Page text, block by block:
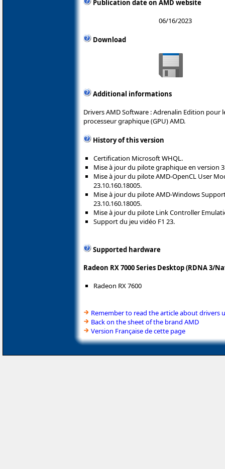
Publication date on AMD website
06/16/2023
Download
Additional informations
Drivers AMD Software : Adrenalin Edition pour
processeur graphique (GPU) AMD.
History of this version
Certification Microsoft WHQL.
Mise à jour du pilote graphique en version
Mise à jour du pilote AMD-OpenCL User
23.10.160.18005.
Mise à jour du pilote AMD-Windows
23.10.160.18005.
Mise à jour du pilote Link Controller
Support du jeu vidéo F1 23.
Supported hardware
Radeon RX 7000 Series Desktop (RDNA 3/
Radeon RX 7600
Remember to read the article about drivers
Back on the sheet of the brand AMD
Version Française de cette page